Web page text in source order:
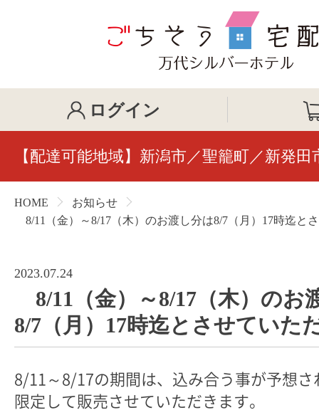
ログイン
【配達可能地域】新潟市／聖籠町／新発
HOME
お知らせ
8/11（金）～8/17（木）のお渡し分は8/7（月）17時迄と
2023.07.24
8/11（金）～8/17（木）のお
8/7（月）17時迄とさせていた
8/11～8/17の期間は、込み合う事が予想さ
限定して販売させていただきます。